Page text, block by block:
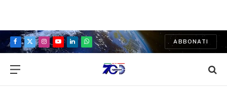
Facebook
X
Instagram
YouTubeLinkedInWhatsApp
ABBONATI